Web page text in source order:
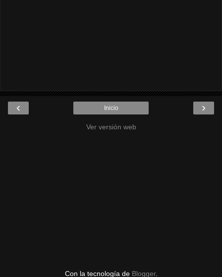
‹ ›
Inicio
Ver versión web
Con la tecnología de Blogger.